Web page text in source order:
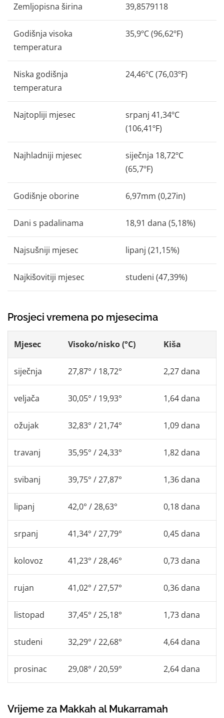
Zemljopisna širina 39,8579118
Godišnja visoka
temperatura
35,9ºC (96,62ºF)
Niska godišnja
temperatura
24,46ºC (76,03ºF)
Najtopliji mjesec
srpanj 41,34ºC
(106,41ºF)
Najhladniji mjesec
siječnja 18,72ºC
(65,7ºF)
Godišnje oborine 6,97mm (0,27in)
Dani s padalinama 18,91 dana (5,18%)
Najsušniji mjesec lipanj (21,15%)
Najkišovitiji mjesec studeni (47,39%)
Prosjeci vremena po mjesecima
Mjesec Visoko/nisko (°C) Kiša
siječnja 27,87° / 18,72° 2,27 dana
veljača 30,05° / 19,93° 1,64 dana
ožujak 32,83° / 21,74° 1,09 dana
travanj 35,95° / 24,33° 1,82 dana
svibanj 39,75° / 27,87° 1,36 dana
lipanj 42,0° / 28,63° 0,18 dana
srpanj 41,34° / 27,79° 0,45 dana
kolovoz 41,23° / 28,46° 0,73 dana
rujan 41,02° / 27,57° 0,36 dana
listopad 37,45° / 25,18° 1,73 dana
studeni 32,29° / 22,68° 4,64 dana
prosinac 29,08° / 20,59° 2,64 dana
Vrijeme za Makkah al Mukarramah